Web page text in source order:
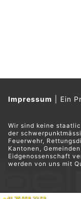
Impressum Ein
Wir sind keine
der
Feuerwehr,
Kantonen,
Eidgenossenschaft
werden von uns mit